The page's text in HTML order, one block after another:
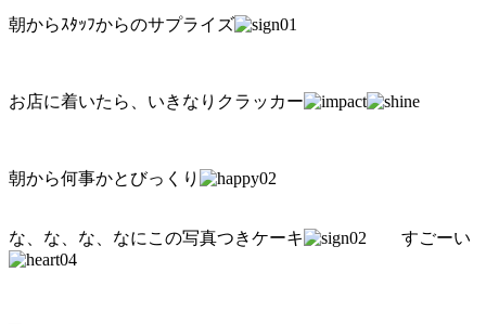
朝からｽﾀｯﾌからのサプライズ
お店に着いたら、いきなりクラッカー
朝から何事かとびっくり
な、な、な、なにこの写真つきケーキ すごーい